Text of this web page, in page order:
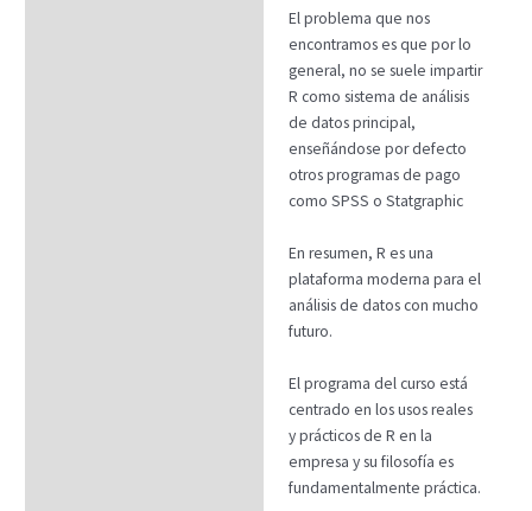
El problema que nos
encontramos es que por lo
general, no se suele impartir
R como sistema de análisis
de datos principal,
enseñándose por defecto
otros programas de pago
como SPSS o Statgraphic
En resumen, R es una
plataforma moderna para el
análisis de datos con mucho
futuro.
El programa del curso está
centrado en los usos reales
y prácticos de R en la
empresa y su filosofía es
fundamentalmente práctica.